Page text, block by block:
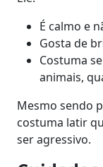
É calmo e
Gosta de
Costuma
animais,
Mesmo sendo
costuma latir
ser agressivo.